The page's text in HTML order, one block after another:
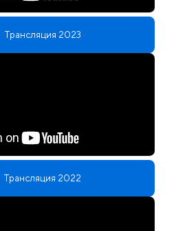
Трансляция 2023
Трансляция 2022